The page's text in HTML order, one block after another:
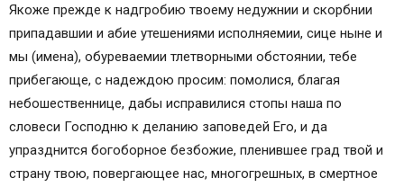
Якоже прежде к надгробию твоему недужнии и скорбнии
припадавшии и абие утешениями исполняемии, сице ныне и
мы (имена), обуреваемии тлетворными обстоянии, тебе
прибегающе, с надеждою просим: помолися, благая
небошественнице, дабы исправилися стопы наша по
словеси Господню к деланию заповедей Его, и да
упразднится богоборное безбожие, пленившее град твой и
страну твою, повергающее нас, многогрешных, в смертное